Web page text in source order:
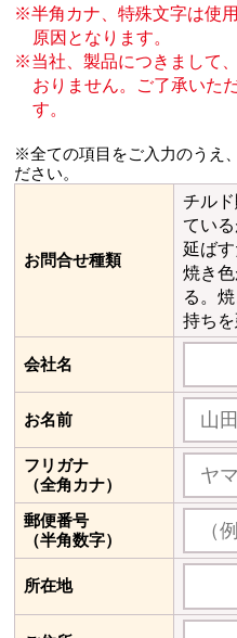
半角カナ、特殊文字は使
原因となります。
当社、製品につきまして
おりません。
ご了承いた
す。
※全ての項目をご入力のうえ
ださい。
お問合せ種類
チル
てい
延ば
焼き
る。
持ちを
会社名
お名前
フリガナ
（全角カナ）
郵便番号
（半角数字）
所在地